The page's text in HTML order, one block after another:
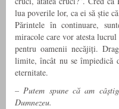
lua poverile lor, ca ei să știe
Părintele în continuare,
miracole care vor atesta
pentru oamenii necăjiți.
limite, încât nu se împiedică
eternitate.
– Putem spune că am
Dumnezeu.